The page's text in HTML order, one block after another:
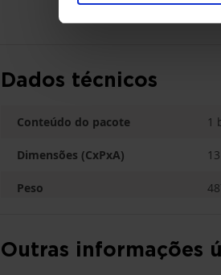
Dados técnicos
Conteúdo do pacote 1
Dimensões (CxPxA)
Peso
Outras informações